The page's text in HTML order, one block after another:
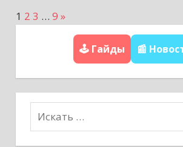
П
г
и
1 2 3 … 9 С
ю
щ
»
🕹️ Гайды 📰